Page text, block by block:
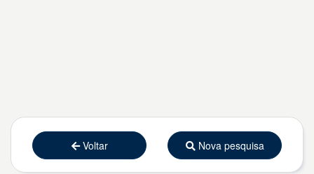
Voltar Nova pesquisa